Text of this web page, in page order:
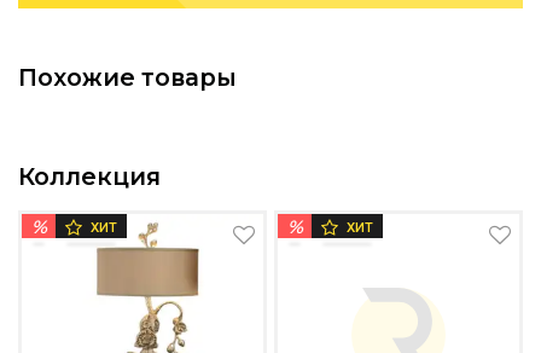
Похожие товары
Коллекция
% ХИТ % ХИТ